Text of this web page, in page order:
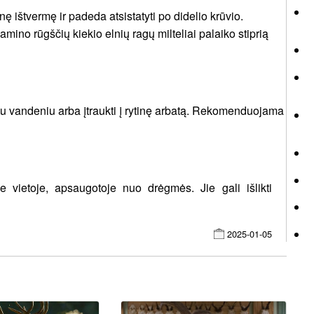
ištvermę ir padeda atsistatyti po didelio krūvio.
rūgščių kiekio elnių ragų milteliai palaiko stiprią
vandeniu arba įtraukti į rytinę arbatą. Rekomenduojama
vietoje, apsaugotoje nuo drėgmės. Jie gali išlikti
2025-01-05